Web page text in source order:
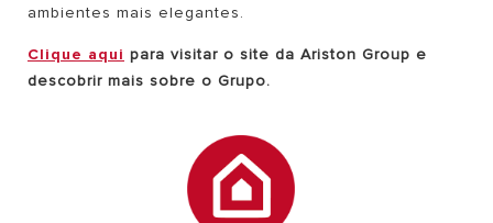
ambientes mais elegantes.
Clique aqui para visitar o site da Ariston Group e
descobrir mais sobre o Grupo.